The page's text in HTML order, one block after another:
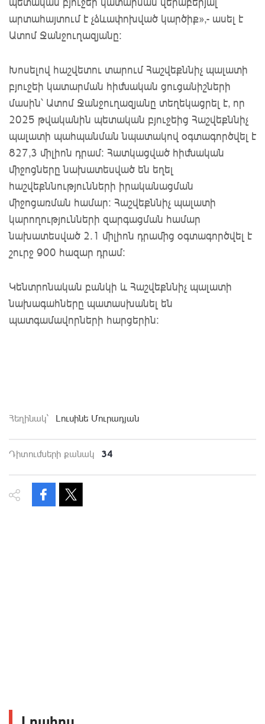
արտահայտում է չձևափոխված կարծիք»,- ասել է
Ատոմ Ջանջուղազյանը:
Խոսելով հաշվետու տարում Հաշվեքննիչ պալատի
բյուջեի կատարման հիմնական ցուցանիշների
մասին՝ Ատոմ Ջանջուղազյանը տեղեկացրել է, որ
2025 թվականին պետական բյուջեից Հաշվեքննիչ
պալատի պահպանման նպատակով օգտագործվել է
827,3 միլիոն դրամ: Հատկացված հիմնական
միջոցները նախատեսված են եղել
հաշվեքննությունների իրականացման
միջոցառման համար: Հաշվեքննիչ պալատի
կարողությունների զարգացման համար
նախատեսված 2.1 միլիոն դրամից օգտագործվել է
շուրջ 900 հազար դրամ:
Կենտրոնական բանկի և Հաշվեքննիչ պալատի
նախագահները պատասխանել են
պատգամավորների հարցերին:
Հեղինակ` Լուսինե Մուրադյան
Դիտումների քանակ 34